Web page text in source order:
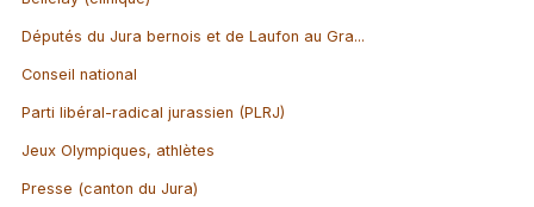
Députés du Jura bernois et de Laufon au Gra...
Conseil national
Parti libéral-radical jurassien (PLRJ)
Jeux Olympiques, athlètes
Presse (canton du Jura)